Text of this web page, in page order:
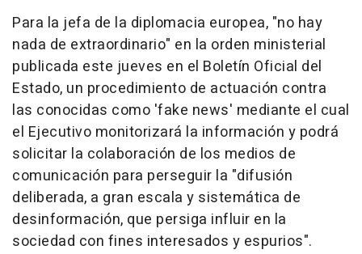
Para la jefa de la diplomacia europea, "no hay
nada de extraordinario" en la orden ministerial
publicada este jueves en el Boletín Oficial del
Estado, un procedimiento de actuación contra
las conocidas como 'fake news' mediante el cual
el Ejecutivo monitorizará la información y podrá
solicitar la colaboración de los medios de
comunicación para perseguir la "difusión
deliberada, a gran escala y sistemática de
desinformación, que persiga influir en la
sociedad con fines interesados y espurios".